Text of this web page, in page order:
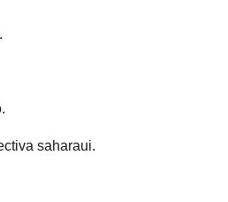
saharaui.